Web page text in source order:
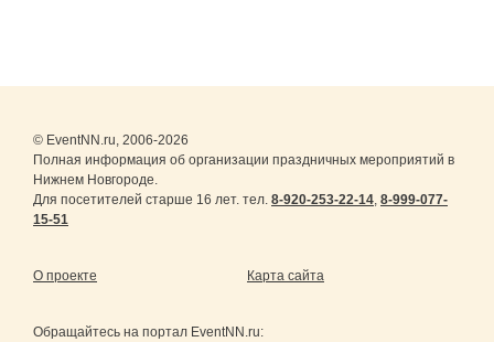
© EventNN.ru, 2006-2026
Полная информация об организации праздничных мероприятий в
Нижнем Новгороде.
Для посетителей старше 16 лет. тел. 8-920-253-22-14, 8-999-077-
15-51
О проекте Карта сайта
Обращайтесь на портал EventNN.ru: